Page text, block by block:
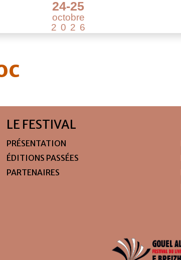
24-25
octobre
20 2 6
LE FESTIVAL
PRÉSENTATION
ÉDITIONS PASSÉES
PARTENAIRES